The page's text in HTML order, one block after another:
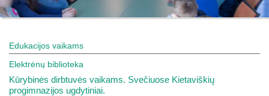
Edukacijos vaikams
Elektrėnų biblioteka
Kūrybinės dirbtuvės vaikams. Svečiuose Kietaviškių
progimnazijos ugdytiniai.